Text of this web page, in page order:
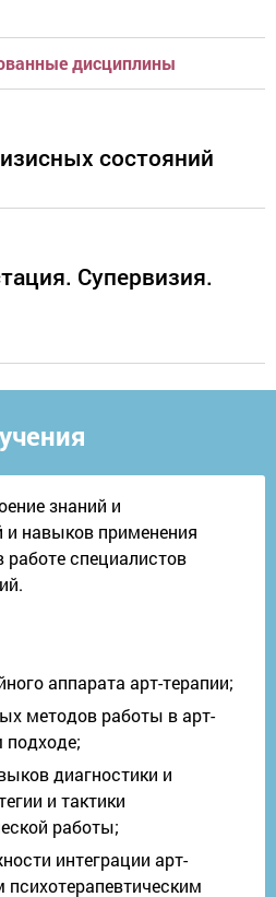
дисциплины
состояний
Супервизия.
знаний и
навыков применения
работе специалистов
аппарата арт-терапии;
методов работы в арт-
подходе;
диагностики и
и тактики
работы;
интеграции арт-